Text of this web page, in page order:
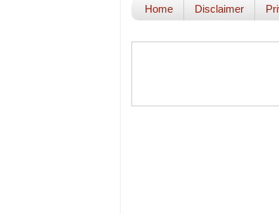
Home Disclaimer